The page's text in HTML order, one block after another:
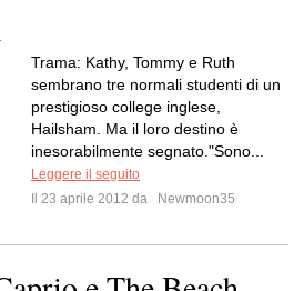
Trama: Kathy, Tommy e Ruth
sembrano tre normali studenti di un
prestigioso college inglese,
Hailsham. Ma il loro destino è
inesorabilmente segnato."Sono...
Leggere il seguito
Il 23 aprile 2012 da
Newmoon35